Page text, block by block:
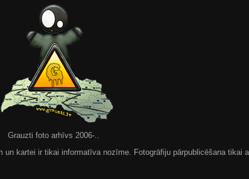
Grauzti foto arhīvs 2006-..
kartei ir tikai informatīva nozīme. Fotogrāfiju pārpublicēšana tikai